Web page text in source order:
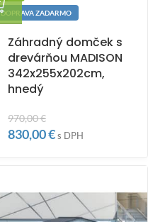
DOPRAVA ZADARMO
Záhradný domček s
drevárňou MADISON
342x255x202cm,
hnedý
970,00€
830,00€s DPH